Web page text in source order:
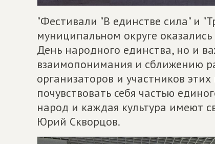
"Фестивали "В единстве сила" и
муниципальном округе
День народного единства, но и
взаимопонимания и сближению
организаторов и участников
почувствовать себя частью
народ и каждая культура имеют
Юрий Скворцов.